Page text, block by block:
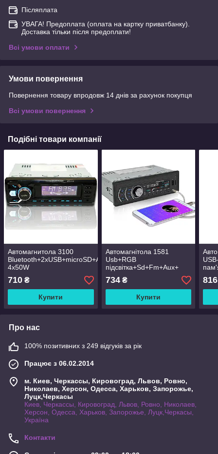
Післяплата
УВАГА! Предоплата (оплата на картку приватбанку).
Доставка тільки після предоплати!
Всі умови оплати
Умови повернення
Повернення товару впродовж 14 днів за рахунок покупця
Всі умови повернення
Подібні товари компанії
Автомагнитола 3100
Bluetooth+2xUSB+microSD+AUX
4x50W
710 ₴
Купити
Автомагнітола 1581
Usb+RGB
підсвітка+Sd+Fm+Aux+
пульт (4x50W)
734₴
Купити
816
Про нас
100% позитивних з 249 відгуків за рік
Працює з 06.02.2014
м. Киев, Черкассы, Кировоград, Львов, Ровно,
Николаев, Херсон, Одесса, Харьков, Запорожье,
Луцк,Черкасы
Киев, Черкассы, Кировоград, Львов, Ровно, Николаев,
Херсон, Одесса, Харьков, Запорожье, Луцк,Черкасы,
Україна
Контакти